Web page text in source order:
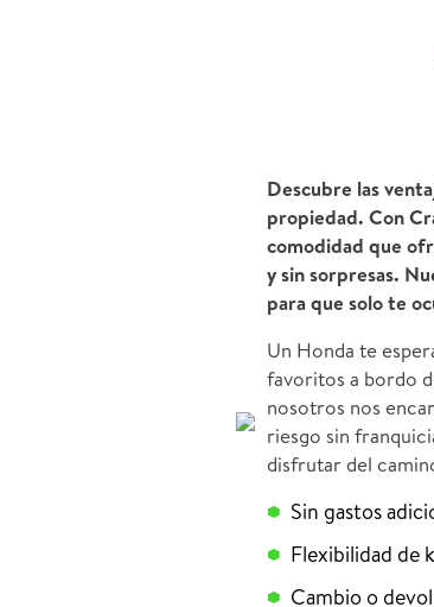
Descubre las
propiedad. Con
comodidad que
y sin sorpresas.
para que solo te
Un Honda te
favoritos a bordo
nosotros nos
riesgo sin
disfrutar del
Sin gastos
Flexibilidad de
Cambio o